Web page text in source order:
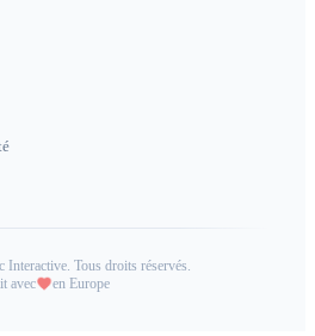
Interactive. Tous droits réservés.
avec
en Europe